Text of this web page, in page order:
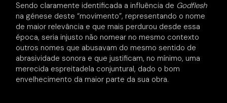
Sendo claramente identificada a influência de Godflesh
na génese deste “movimento”, representando o nome
de maior relevância e que mais perdurou desde essa
época, seria injusto não nomear no mesmo contexto
outros nomes que abusavam do mesmo sentido de
abrasividade sonora e que justificam, no mínimo, uma
merecida espreitadela conjuntural, dado o bom
envelhecimento da maior parte da sua obra.